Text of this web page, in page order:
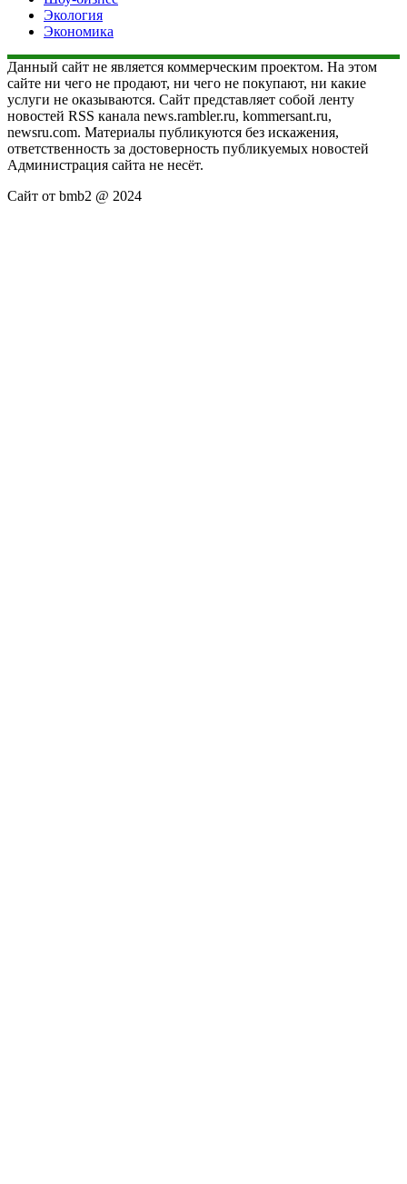
Экология
Экономика
Данный сайт не является коммерческим проектом. На этом
сайте ни чего не продают, ни чего не покупают, ни какие
услуги не оказываются. Сайт представляет собой ленту
новостей RSS канала news.rambler.ru, kommersant.ru,
newsru.com. Материалы публикуются без искажения,
ответственность за достоверность публикуемых новостей
Администрация сайта не несёт.
Сайт от bmb2 @ 2024